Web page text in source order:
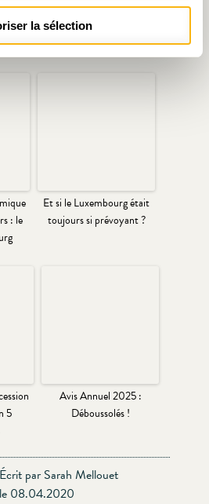
la sélection
aux
zone euro peut et doit
devenir un grand et fin
stratège européen
: le
Et si le Luxembourg était
toujours si prévoyant ?
5
Avis Annuel 2025 :
Déboussolés !
Écrit par Sarah Mellouet
le 08.04.2020